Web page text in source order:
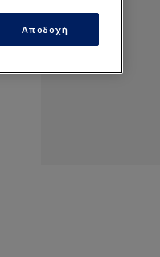
Αποδοχή